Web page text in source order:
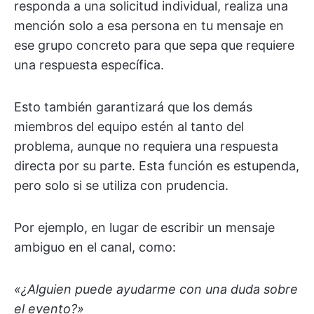
responda a una solicitud individual, realiza una
mención solo a esa persona en tu mensaje en
ese grupo concreto para que sepa que requiere
una respuesta específica.
Esto también garantizará que los demás
miembros del equipo estén al tanto del
problema, aunque no requiera una respuesta
directa por su parte. Esta función es estupenda,
pero solo si se utiliza con prudencia.
Por ejemplo, en lugar de escribir un mensaje
ambiguo en el canal, como:
«¿Alguien puede ayudarme con una duda sobre
el evento?»